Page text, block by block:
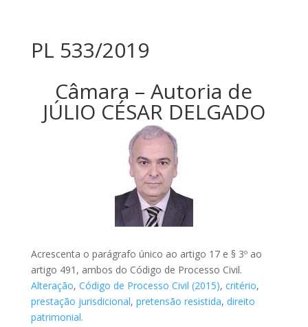
PL 533/2019
Câmara – Autoria de
JÚLIO CÉSAR DELGADO
Acrescenta o parágrafo único ao artigo 17 e § 3º ao
artigo 491, ambos do Código de Processo Civil.
Alteração, Código de Processo Civil (2015), critério,
prestação jurisdicional, pretensão resistida, direito
patrimonial.